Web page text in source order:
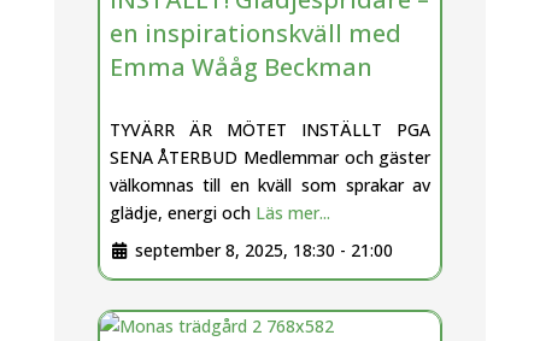
en inspirationskväll med
Emma Wååg Beckman
TYVÄRR ÄR MÖTET INSTÄLLT PGA
SENA ÅTERBUD Medlemmar och gäster
välkomnas till en kväll som sprakar av
glädje, energi och Läs mer...
september 8, 2025, 18:30 - 21:00